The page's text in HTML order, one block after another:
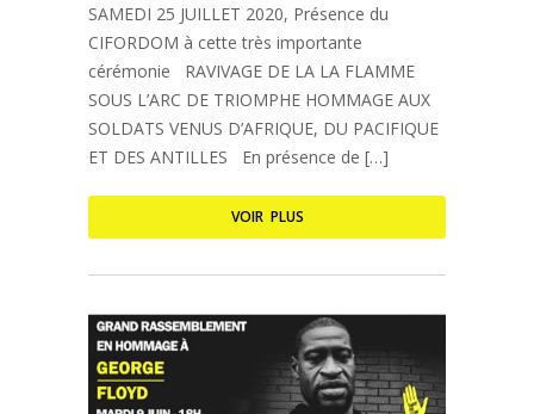
SAMEDI 25 JUILLET 2020, Présence du
CIFORDOM à cette très importante
cérémonie RAVIVAGE DE LA LA FLAMME
SOUS L’ARC DE TRIOMPHE HOMMAGE AUX
SOLDATS VENUS D’AFRIQUE, DU PACIFIQUE
ET DES ANTILLES En présence de […]
VOIR PLUS